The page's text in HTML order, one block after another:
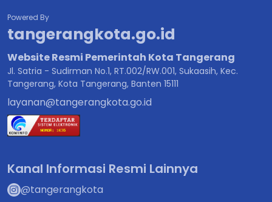
Powered By
tangerangkota.go.id
Website Resmi Pemerintah Kota Tangerang
Jl. Satria - Sudirman No.1, RT.002/RW.001, Sukaasih, Kec.
Tangerang, Kota Tangerang, Banten 15111
layanan@tangerangkota.go.id
Kanal Informasi Resmi Lainnya
@tangerangkota